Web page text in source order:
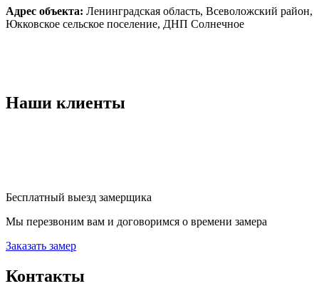
Адрес объекта: Ленинградская область, Всеволожский район,
Юкковское сельское поселение, ДНП Солнечное
Наши клиенты
Бесплатный выезд замерщика
Мы перезвоним вам и договоримся о времени замера
Заказать замер
Контакты